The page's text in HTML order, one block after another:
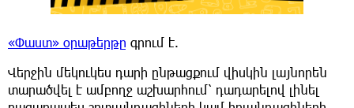
«Փաստ» օրաթերթը գրում է.
Վերջին մեկուկես դարի ընթացքում վիսկին լայնորեն
տարածվել է ամբողջ աշխարհում՝ դադարելով լինել